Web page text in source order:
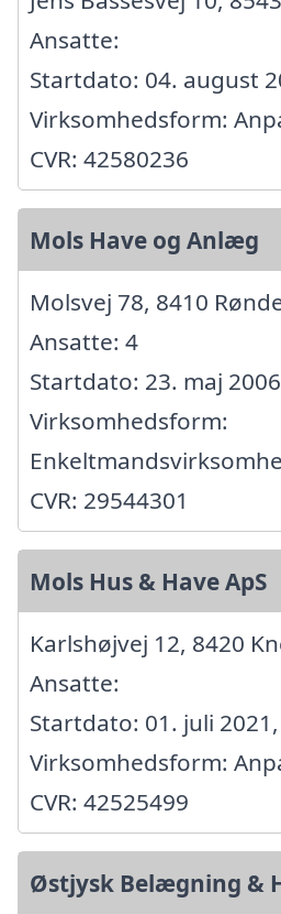
Ansatte:
Startdato: 04. august
Virksomhedsform:
CVR: 42580236
Mols Have og Anlæg
Molsvej 78, 8410
Ansatte: 4
Startdato: 23. maj
Virksomhedsform:
CVR: 29544301
Mols Hus & Have ApS
Karlshøjvej 12, 8420
Ansatte:
Startdato: 01. juli 2021,
Virksomhedsform:
CVR: 42525499
Østjysk Belægning &